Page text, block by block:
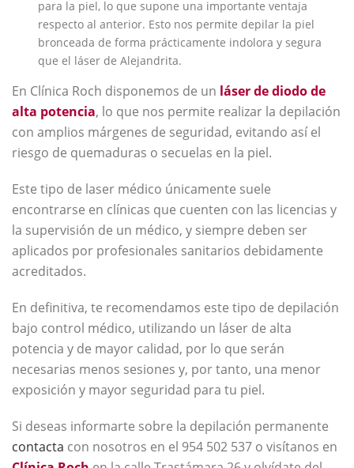
para la piel, lo que supone una importante ventaja
respecto al anterior. Esto nos permite depilar la piel
bronceada de forma prácticamente indolora y segura
que el láser de Alejandrita.
En Clínica Roch disponemos de un láser de diodo de
alta potencia, lo que nos permite realizar la depilación
con amplios márgenes de seguridad, evitando así el
riesgo de quemaduras o secuelas en la piel.
Este tipo de laser médico únicamente suele
encontrarse en clínicas que cuenten con las licencias y
la supervisión de un médico, y siempre deben ser
aplicados por profesionales sanitarios debidamente
acreditados.
En definitiva, te recomendamos este tipo de depilación
bajo control médico, utilizando un láser de alta
potencia y de mayor calidad, por lo que serán
necesarias menos sesiones y, por tanto, una menor
exposición y mayor seguridad para tu piel.
Si deseas informarte sobre la depilación permanente
contacta con nosotros en el 954 502 537 o visítanos en